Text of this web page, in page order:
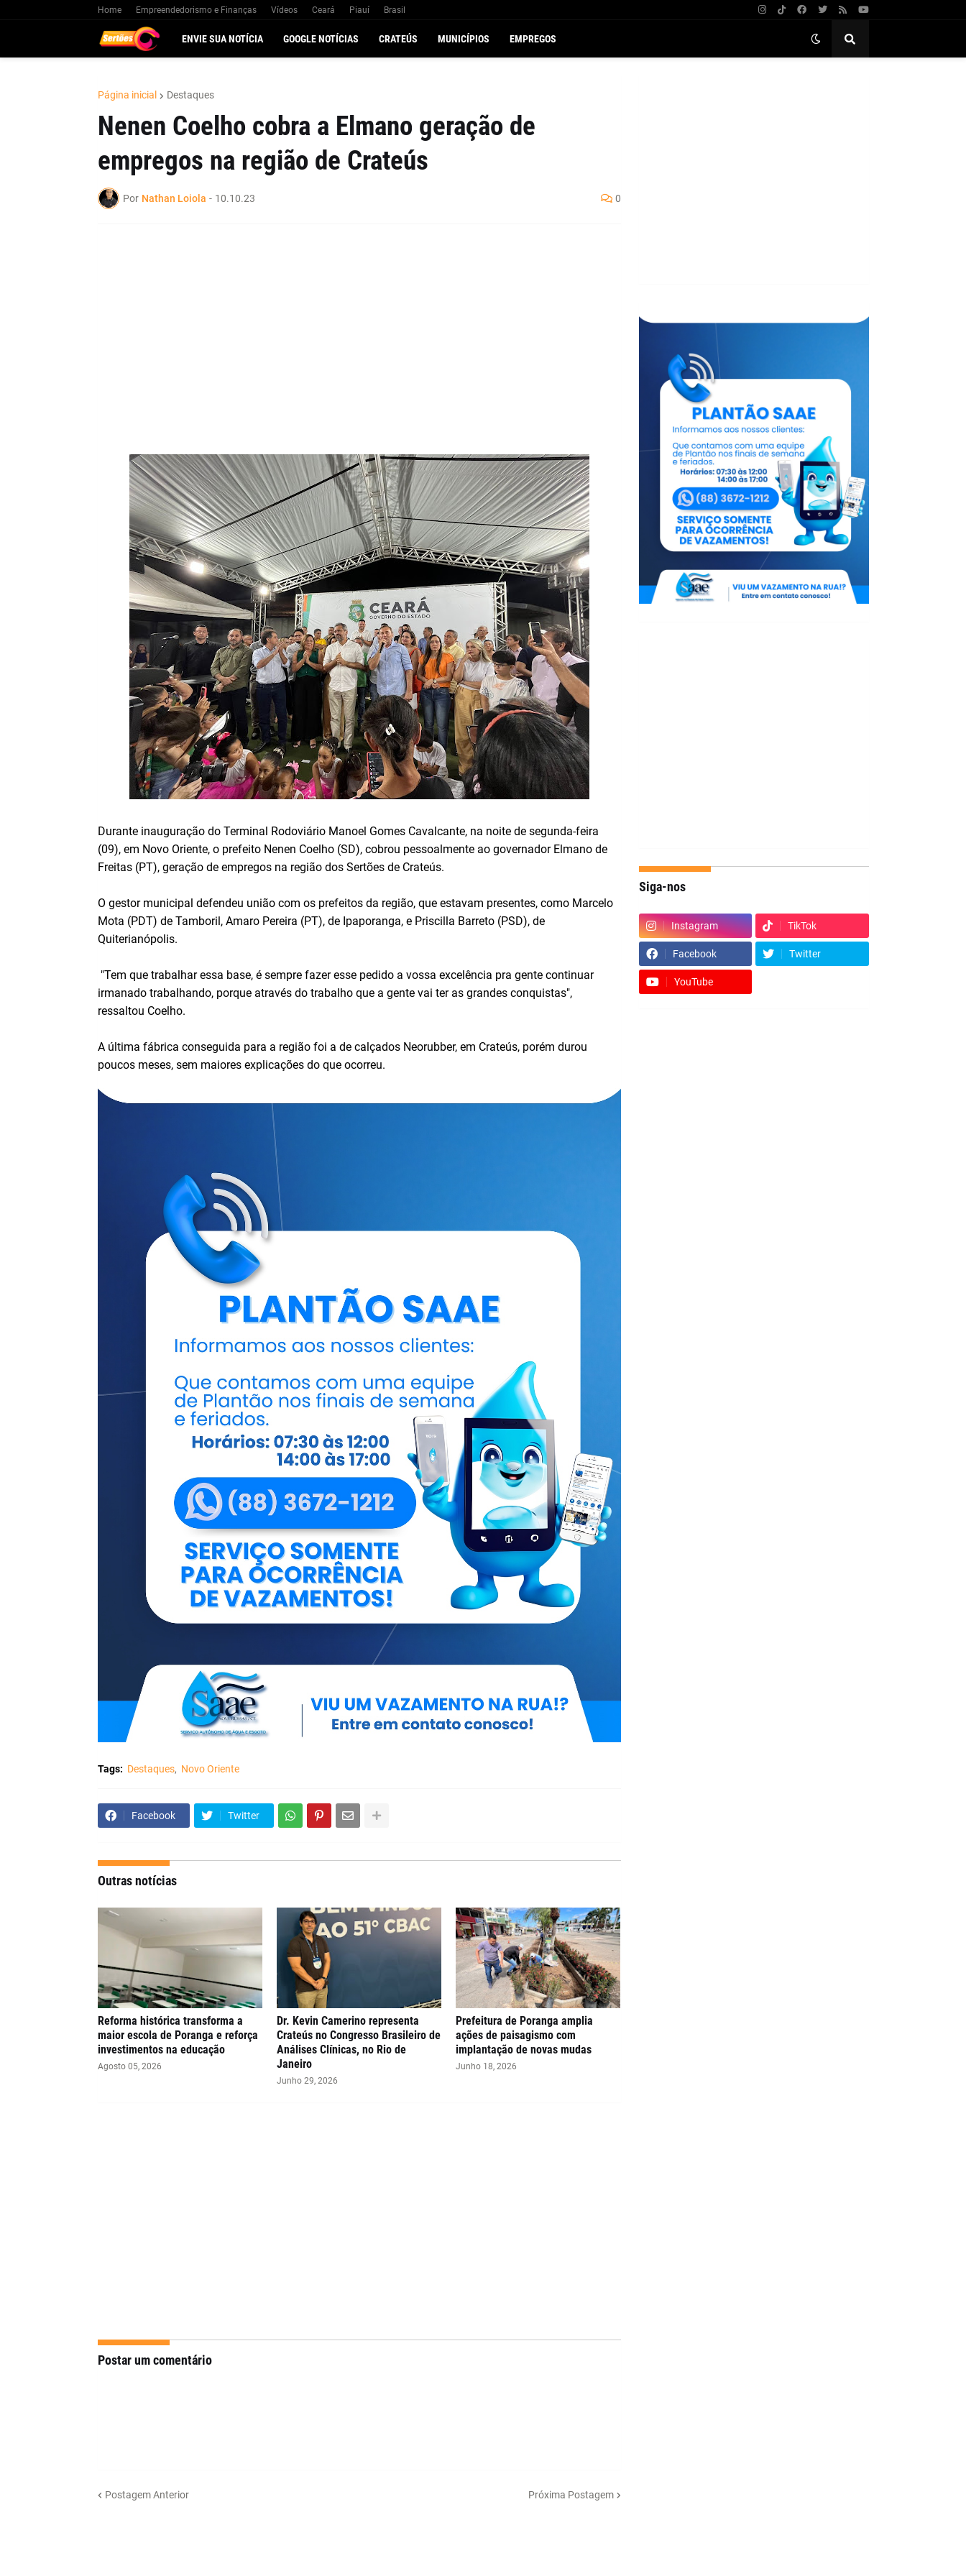
Home Empreendedorismo e Finanças Vídeos Ceará Piauí Brasil
ENVIE SUA NOTÍCIA GOOGLE NOTÍCIAS CRATEÚS MUNICÍPIOS EMPREGOS
Página inicial Destaques
Nenen Coelho cobra a Elmano geração de
empregos na região de Crateús
Por Nathan Loiola - 10.10.23 0
Durante inauguração do Terminal Rodoviário Manoel Gomes Cavalcante, na noite de segunda-feira
(09), em Novo Oriente, o prefeito Nenen Coelho (SD), cobrou pessoalmente ao governador Elmano de
Freitas (PT), geração de empregos na região dos Sertões de Crateús.
O gestor municipal defendeu união com os prefeitos da região, que estavam presentes, como Marcelo
Mota (PDT) de Tamboril, Amaro Pereira (PT), de Ipaporanga, e Priscilla Barreto (PSD), de
Quiterianópolis.
"Tem que trabalhar essa base, é sempre fazer esse pedido a vossa excelência pra gente continuar
irmanado trabalhando, porque através do trabalho que a gente vai ter as grandes conquistas",
ressaltou Coelho.
A última fábrica conseguida para a região foi a de calçados Neorubber, em Crateús, porém durou
poucos meses, sem maiores explicações do que ocorreu.
Tags: Destaques Novo Oriente
Facebook Twitter
Outras notícias
Reforma histórica transforma a
maior escola de Poranga e reforça
investimentos na educação
Agosto 05, 2026
Dr. Kevin Camerino representa
Crateús no Congresso Brasileiro de
Análises Clínicas, no Rio de
Janeiro
Junho 29, 2026
Prefeitura de Poranga amplia
ações de paisagismo com
implantação de novas mudas
Junho 18, 2026
Postar um comentário
Postagem Anterior Próxima Postagem
Siga-nos
Instagram TikTok
Facebook Twitter
YouTube